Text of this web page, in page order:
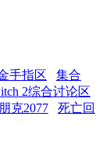
手指区
集合
2综合讨论区
克2077 死亡回